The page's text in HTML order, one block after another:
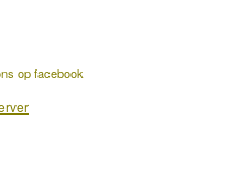
op facebook